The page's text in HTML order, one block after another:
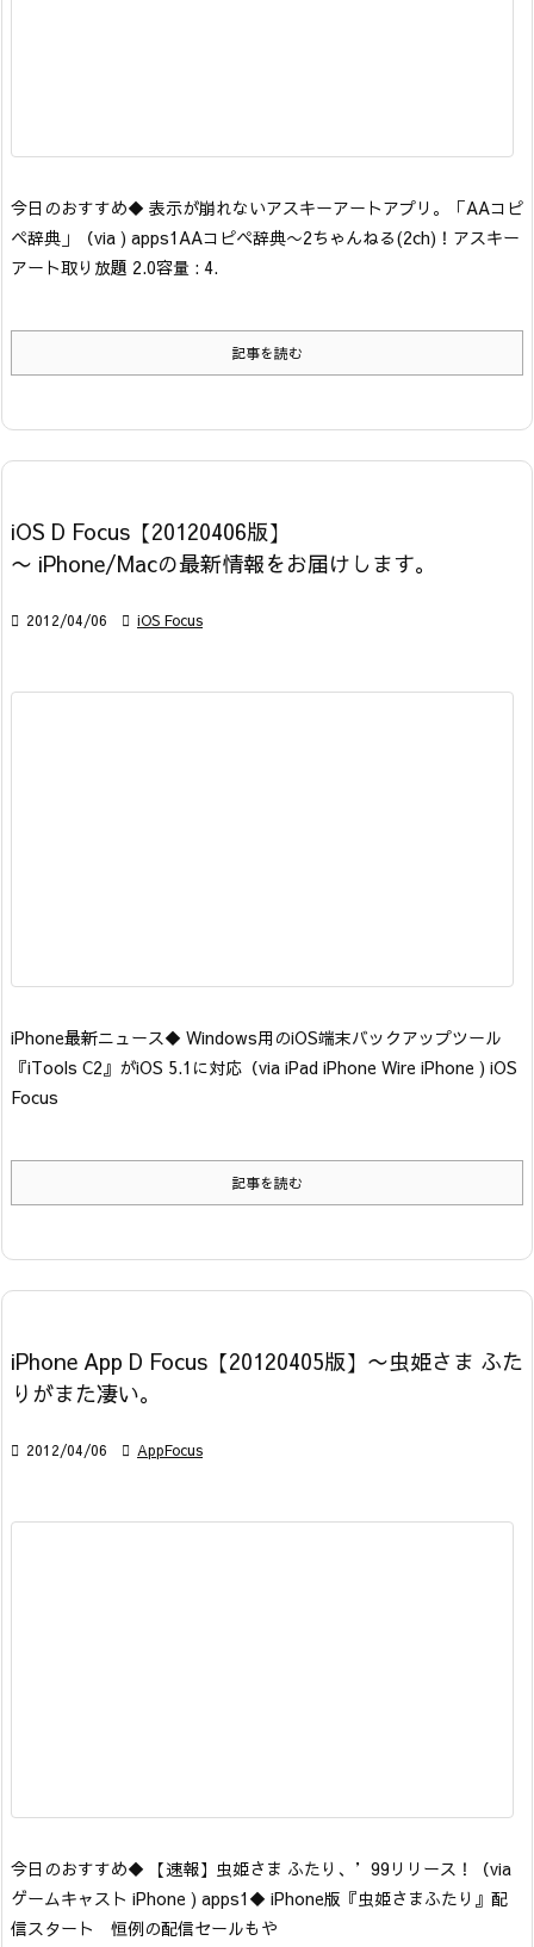
今日のおすすめ◆ 表示が崩れないアスキーアートアプリ。「AAコピ
ペ辞典」
（via ) apps1AAコピペ辞典〜2ちゃんねる(2ch)！アスキー
アート取り放題 2.0容量 : 4.
記事を読む
iOS D Focus【20120406版】
〜 iPhone/Macの最新情報をお届けします。
 2012/04/06  iOS Focus
iPhone最新ニュース◆ Windows用のiOS端末バックアップツール
『iTools C2』がiOS 5.1に対応 （via iPad iPhone Wire iPhone ) iOS
Focus
記事を読む
iPhone App D Focus【20120405版】〜虫姫さま ふた
りがまた凄い。
 2012/04/06  AppFocus
今日のおすすめ◆ 【速報】虫姫さま ふたり、’99リリース！
（via
ゲームキャスト iPhone ) apps1 ◆ iPhone版『虫姫さまふたり』配
信スタート 恒例の配信セールもや